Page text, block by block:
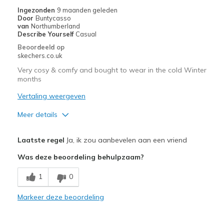
de
migratiegeschiedenis
van
page_id
bezoeken.
Ingezonden 9 maanden geleden
Door Buntycasso
van Northumberland
Describe Yourself Casual
Beoordeeld op
skechers.co.uk
Very cosy & comfy and bought to wear in the cold Winter
months
Vertaling weergeven
Meer details
Breathe Well
Comfortable
Laatste regel Ja, ik zou aanbevelen aan een vriend
Was deze beoordeling behulpzaam?
1 0
Markeer deze beoordeling